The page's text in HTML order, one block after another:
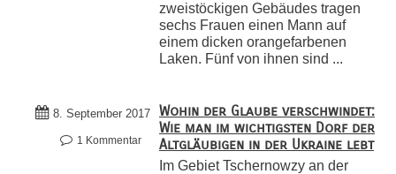
zweistöckigen Gebäudes tragen
sechs Frauen einen Mann auf
einem dicken orangefarbenen
Laken. Fünf von ihnen sind ...
8. September 2017
1 Kommentar
Wohin der Glaube verschwindet:
Wie man im wichtigsten Dorf der
Altgläubigen in der Ukraine lebt
Im Gebiet Tschernowzy an der